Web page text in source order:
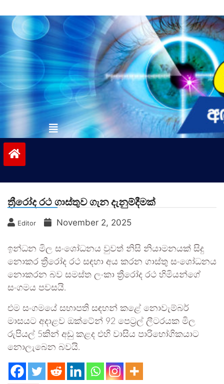
to
contentvinivida.lk
ත්‍රීරෝද රථ ගාස්තුව ගැන දැනුම්දීමක්
Editor November 2, 2025
ඉන්ධන මිල සංශෝධනය වුවත් නිසි නියාමනයක් සිදු
නොකර ත්‍රීරෝද රථ සඳහා අය කරන ගාස්තු සංශෝධනය
නොකරන බව සමස්ත ලංකා ත්‍රීරෝද රථ හිමියන්ගේ
සංගමය පවසයි.
එම සංගමයේ සභාපති සඳහන් කළේ නොවැම්බර්
මාසයට අදාළව ඔක්ටේන් 92 පෙට්‍රල් ලීටරයක මිල
රුපියල් 5කින් අඩු කළද එහි වාසිය පාරිභෝගිකයාට
නොලැබෙන බවයි.